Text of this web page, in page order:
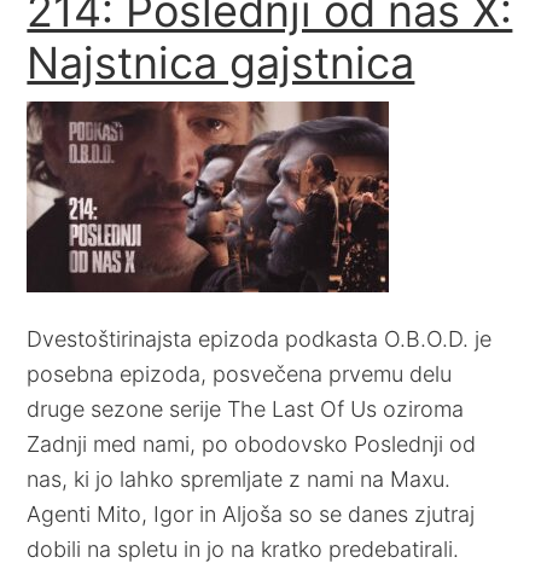
Najstnica gajstnica
Dvestoštirinajsta epizoda podkasta O.B.O.D. je
posebna epizoda, posvečena prvemu delu
druge sezone serije The Last Of Us oziroma
Zadnji med nami, po obodovsko Poslednji od
nas, ki jo lahko spremljate z nami na Maxu.
Agenti Mito, Igor in Aljoša so se danes zjutraj
dobili na spletu in jo na kratko predebatirali.